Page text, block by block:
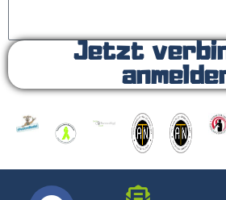
Jetzt